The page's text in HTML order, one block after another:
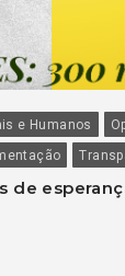
e Humanos
de